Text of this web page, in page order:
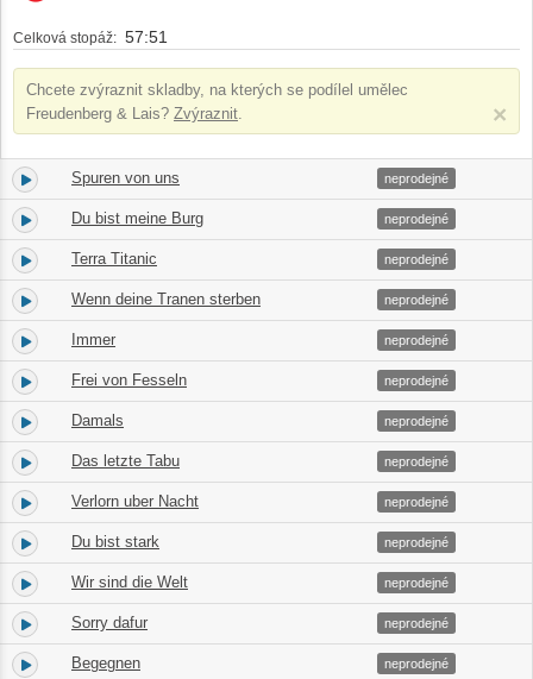
Celková stopáž: 57:51
Chcete zvýraznit skladby, na kterých se podílel umělec
Freudenberg & Lais? Zvýraznit ×
1. Spuren von uns 04:02
neprodejné
2. Du bist meine Burg 04:13
neprodejné
3. Terra Titanic 03:14
neprodejné
4. Wenn deine Tranen sterben 04:33
neprodejné
5. Immer 03:28
neprodejné
6. Frei von Fesseln 03:28
neprodejné
7. Damals 04:17
neprodejné
8. Das letzte Tabu 03:47
neprodejné
9. Verlorn uber Nacht 04:03
neprodejné
10. Du bist stark 03:37
neprodejné
11. Wir sind die Welt 03:38
neprodejné
12. Sorry dafur 03:58
neprodejné
13. Begegnen 03:44
neprodejné